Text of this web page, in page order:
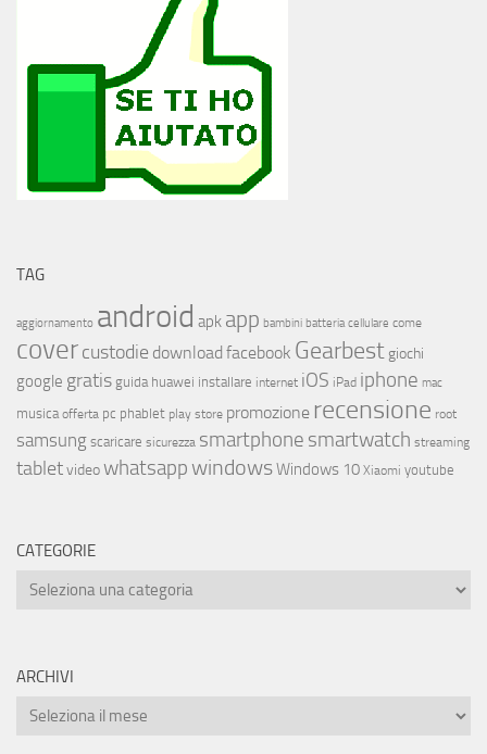
TAG
aggiornamento android apk app bambini batteria cellulare come
covercustodie download facebook Gearbest giochi
google gratis guida huawei installare internet iOS iPad iphone mac
musica offerta pc phablet play store promozione recensione root
samsungscaricare sicurezza smartphone smartwatch streaming
tabletvideowhatsappwindowsWindows 10 Xiaomi youtube
CATEGORIE
ARCHIVI